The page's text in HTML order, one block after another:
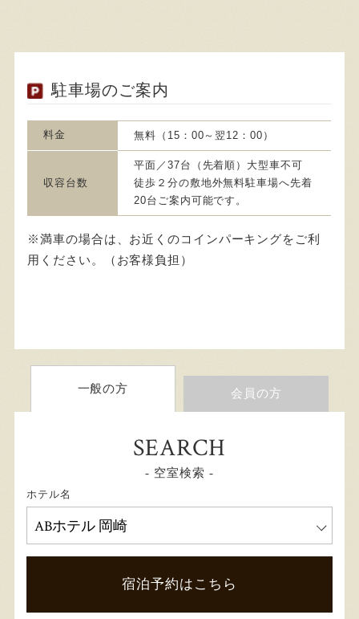
駐車場のご案内
料金 無料（15：00～翌12：00）
収容台数
平面／37台（先着順）大型車不可
徒歩２分の敷地外無料駐車場へ先着
20台ご案内可能です。
※満車の場合は、お近くのコインパーキングをご利
用ください。（お客様負担）
一般の方 会員の方
SEARCH
- 空室検索 -
ホテル名
宿泊予約はこちら